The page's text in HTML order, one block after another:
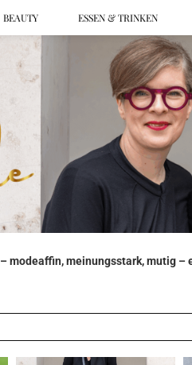
BEAUTY ESSEN & TRINKEN
modeaffin, meinungsstark, mutig –